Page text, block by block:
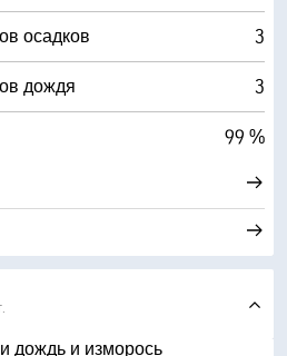
осадков 3
дождя 3
99 %
дождь и изморось